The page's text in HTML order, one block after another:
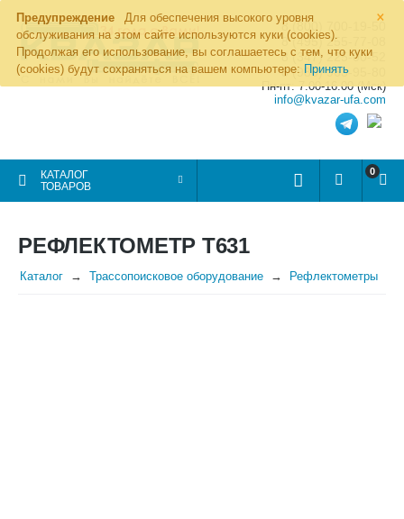
×
Предупреждение
Для обеспечения высокого уровня
обслуживания на этом сайте используются куки (cookies).
Продолжая его использование, вы соглашаетесь с тем, что куки
(cookies) будут сохраняться на вашем компьютере: Принять
8 (800) 700-19-50
8 (495) 255-77-08
8 (347) 225-00-52
8 (986) 963-95-80
Пн-пт: 7.00-16.00 (Мск)
info@kvazar-ufa.com
КАТАЛОГ
ТОВАРОВ
0
РЕФЛЕКТОМЕТР Т631
Каталог Трассопоисковое оборудование Рефлектометры